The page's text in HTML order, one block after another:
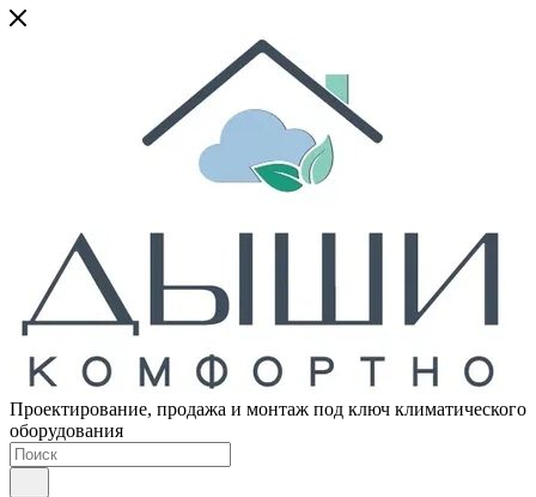
Проектирование, продажа и монтаж под ключ климатического
оборудования